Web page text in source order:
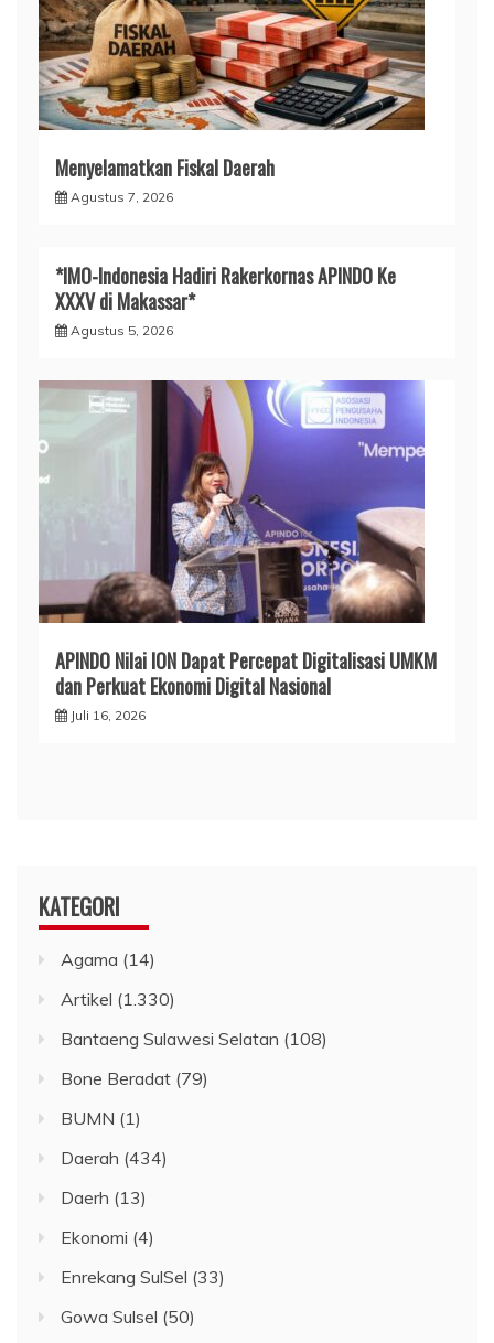
Menyelamatkan Fiskal Daerah
Agustus 7, 2026
*IMO-Indonesia Hadiri Rakerkornas APINDO Ke
XXXV di Makassar*
Agustus 5, 2026
APINDO Nilai ION Dapat Percepat Digitalisasi UMKM
dan Perkuat Ekonomi Digital Nasional
Juli 16, 2026
KATEGORI
Agama (14)
Artikel (1.330)
Bantaeng Sulawesi Selatan (108)
Bone Beradat (79)
BUMN (1)
Daerah (434)
Daerh (13)
Ekonomi (4)
Enrekang SulSel (33)
Gowa Sulsel (50)